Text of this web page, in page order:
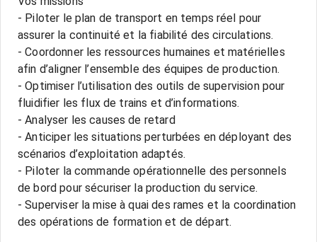
- Piloter le plan de transport en temps réel pour
assurer la continuité et la fiabilité des circulations.
- Coordonner les ressources humaines et matérielles
afin d’aligner l’ensemble des équipes de production.
- Optimiser l’utilisation des outils de supervision pour
fluidifier les flux de trains et d’informations.
- Analyser les causes de retard
- Anticiper les situations perturbées en déployant des
scénarios d’exploitation adaptés.
- Piloter la commande opérationnelle des personnels
de bord pour sécuriser la production du service.
- Superviser la mise à quai des rames et la coordination
des opérations de formation et de départ.